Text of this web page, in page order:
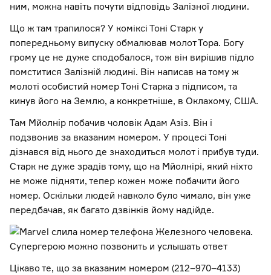
ним, можна навіть почути відповідь Залізної людини.
Що ж там трапилося? У коміксі Тоні Старк у
попередньому випуску обмалював молот Тора. Богу
грому це не дуже сподобалося, тож він вирішив підло
помститися Залізній людині. Він написав на тому ж
молоті особистий номер Тоні Старка з підписом, та
кинув його на Землю, а конкретніше, в Оклахому, США.
Там Мйолнір побачив чоловік Адам Азіз. Він і
подзвонив за вказаним номером. У процесі Тоні
дізнався від нього де знаходиться молот і прибув туди.
Старк не дуже зрадів тому, що на Мйолнірі, який ніхто
не може підняти, тепер кожен може побачити його
номер. Оскільки людей навколо було чимало, він уже
передбачав, як багато дзвінків йому надійде.
Цікаво те, що за вказаним номером (212–970–4133)